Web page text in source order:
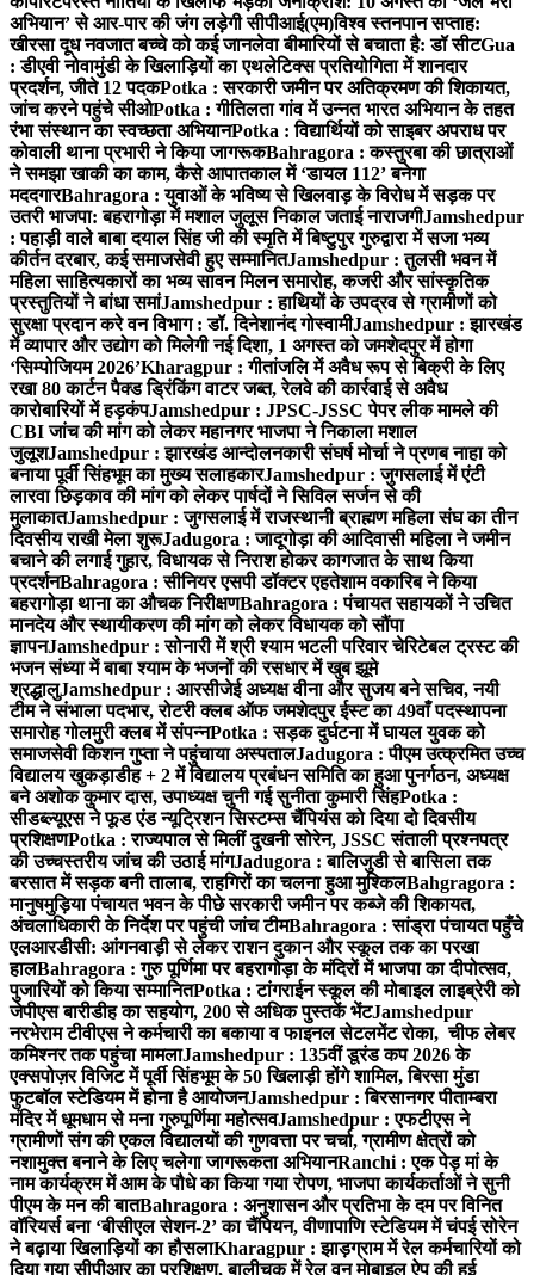
अभियान’ से आर-पार की जंग लड़ेगी सीपीआई(एम)विश्व स्तनपान सप्ताह:
खीरसा दूध नवजात बच्चे को कई जानलेवा बीमारियों से बचाता है: डॉ सीटGua
: डीएवी नोवामुंडी के खिलाड़ियों का एथलेटिक्स प्रतियोगिता में शानदार
प्रदर्शन, जीते 12 पदकPotka : सरकारी जमीन पर अतिक्रमण की शिकायत,
जांच करने पहुंचे सीओPotka : गीतिलता गांव में उन्नत भारत अभियान के तहत
रंभा संस्थान का स्वच्छता अभियानPotka : विद्यार्थियों को साइबर अपराध पर
कोवाली थाना प्रभारी ने किया जागरूकBahragora : कस्तुरबा की छात्राओं
ने समझा खाकी का काम, कैसे आपातकाल में ‘डायल 112’ बनेगा
मददगारBahragora : युवाओं के भविष्य से खिलवाड़ के विरोध में सड़क पर
उतरी भाजपा: बहरागोड़ा में मशाल जुलूस निकाल जताई नाराजगीJamshedpur
: पहाड़ी वाले बाबा दयाल सिंह जी की स्मृति में बिष्टुपुर गुरुद्वारा में सजा भव्य
कीर्तन दरबार, कई समाजसेवी हुए सम्मानितJamshedpur : तुलसी भवन में
महिला साहित्यकारों का भव्य सावन मिलन समारोह, कजरी और सांस्कृतिक
प्रस्तुतियों ने बांधा समांJamshedpur : हाथियों के उपद्रव से ग्रामीणों को
सुरक्षा प्रदान करे वन विभाग : डॉ. दिनेशानंद गोस्वामीJamshedpur : झारखंड
में व्यापार और उद्योग को मिलेगी नई दिशा, 1 अगस्त को जमशेदपुर में होगा
‘सिम्पोजियम 2026’Kharagpur : गीतांजलि में अवैध रूप से बिक्री के लिए
रखा 80 कार्टन पैक्ड ड्रिंकिंग वाटर जब्त, रेलवे की कार्रवाई से अवैध
कारोबारियों में हड़कंपJamshedpur : JPSC-JSSC पेपर लीक मामले की
CBI जांच की मांग को लेकर महानगर भाजपा ने निकाला मशाल
जुलूशJamshedpur : झारखंड आन्दोलनकारी संघर्ष मोर्चा ने प्रणब नाहा को
बनाया पूर्वी सिंहभूम का मुख्य सलाहकारJamshedpur : जुगसलाई में एंटी
लारवा छिड़काव की मांग को लेकर पार्षदों ने सिविल सर्जन से की
मुलाकातJamshedpur : जुगसलाई में राजस्थानी ब्राह्मण महिला संघ का तीन
दिवसीय राखी मेला शुरूJadugora : जादूगोड़ा की आदिवासी महिला ने जमीन
बचाने की लगाई गुहार, विधायक से निराश होकर कागजात के साथ किया
प्रदर्शनBahragora : सीनियर एसपी डॉक्टर एहतेशाम वकारिब ने किया
बहरागोड़ा थाना का औचक निरीक्षणBahragora : पंचायत सहायकों ने उचित
मानदेय और स्थायीकरण की मांग को लेकर विधायक को सौंपा
ज्ञापनJamshedpur : सोनारी में श्री श्याम भटली परिवार चेरिटेबल ट्रस्ट की
भजन संध्या में बाबा श्याम के भजनों की रसधार में खुब झूमे
श्रद्धालुJamshedpur : आरसीजेई अध्यक्ष वीना और सुजय बने सचिव, नयी
टीम ने संभाला पदभार, रोटरी क्लब ऑफ जमशेदपुर ईस्ट का 49वाँ पदस्थापना
समारोह गोलमुरी क्लब में संपन्नPotka : सड़क दुर्घटना में घायल युवक को
समाजसेवी किशन गुप्ता ने पहुंचाया अस्पतालJadugora : पीएम उत्क्रमित उच्च
विद्यालय खुकड़ाडीह + 2 में विद्यालय प्रबंधन समिति का हुआ पुनर्गठन, अध्यक्ष
बने अशोक कुमार दास, उपाध्यक्ष चुनी गई सुनीता कुमारी सिंहPotka :
सीडब्ल्यूएस ने फूड एंड न्यूट्रिशन सिस्टम्स चैंपियंस को दिया दो दिवसीय
प्रशिक्षणPotka : राज्यपाल से मिलीं दुखनी सोरेन, JSSC संताली प्रश्नपत्र
की उच्चस्तरीय जांच की उठाई मांगJadugora : बालिजुडी से बासिला तक
बरसात में सड़क बनी तालाब, राहगिरों का चलना हुआ मुश्किलBahgragora :
मानुषमुड़िया पंचायत भवन के पीछे सरकारी जमीन पर कब्जे की शिकायत,
अंचलाधिकारी के निर्देश पर पहुंची जांच टीमBahragora : सांड्रा पंचायत पहुँचे
एलआरडीसी: आंगनवाड़ी से लेकर राशन दुकान और स्कूल तक का परखा
हालBahragora : गुरु पूर्णिमा पर बहरागोड़ा के मंदिरों में भाजपा का दीपोत्सव,
पुजारियों को किया सम्मानितPotka : टांगराईन स्कूल की मोबाइल लाइब्रेरी को
जेपीएस बारीडीह का सहयोग, 200 से अधिक पुस्तकें भेंटJamshedpur
नरभेराम टीवीएस ने कर्मचारी का बकाया व फाइनल सेटलमेंट रोका, चीफ लेबर
कमिश्नर तक पहुंचा मामलाJamshedpur : 135वीं डूरंड कप 2026 के
एक्सपोज़र विजिट में पूर्वी सिंहभूम के 50 खिलाड़ी होंगे शामिल, बिरसा मुंडा
फुटबॉल स्टेडियम में होना है आयोजनJamshedpur : बिरसानगर पीताम्बरा
मंदिर में धूमधाम से मना गुरुपूर्णिमा महोत्सवJamshedpur : एफटीएस ने
ग्रामीणों संग की एकल विद्यालयों की गुणवत्ता पर चर्चा, ग्रामीण क्षेत्रों को
नशामुक्त बनाने के लिए चलेगा जागरूकता अभियानRanchi : एक पेड़ मां के
नाम कार्यक्रम में आम के पौधे का किया गया रोपण, भाजपा कार्यकर्ताओं ने सुनी
पीएम के मन की बातBahragora : अनुशासन और प्रतिभा के दम पर विनित
वॉरियर्स बना ‘बीसीएल सेशन-2’ का चैंपियन, वीणापाणि स्टेडियम में चंपई सोरेन
ने बढ़ाया खिलाड़ियों का हौसलाKharagpur : झाड़ग्राम में रेल कर्मचारियों को
दिया गया सीपीआर का प्रशिक्षण, बालीचक में रेल वन मोबाइल ऐप की हुई